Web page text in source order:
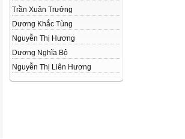
Trần Xuân Trưởng
Dương Khắc Tùng
Nguyễn Thị Hương
Dương Nghĩa Bộ
Nguyễn Thị Liên Hương